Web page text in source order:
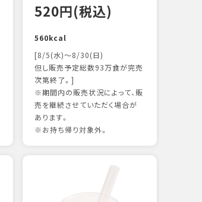
520円(税込)
560kcal
[8/5(水)～8/30(日)
但し販売予定総数93万食が完売
次第終了。]
※期間内の販売状況によって、販
売を継続させていただく場合が
あります。
※お持ち帰り対象外。